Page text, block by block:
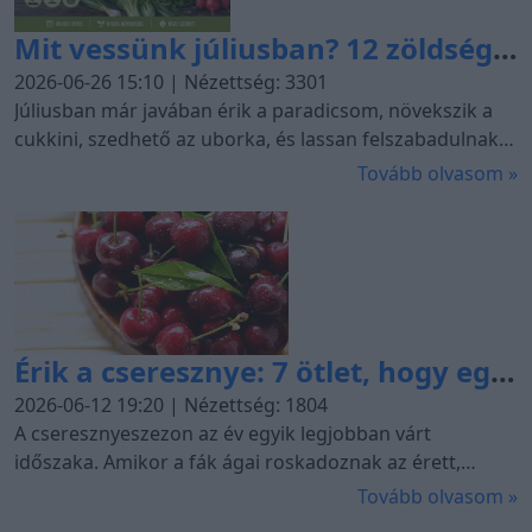
lehullhatnak a virágai, vagy betegségek jelenhetnek
meg a lombján.
Mit vessünk júliusban? 12 zöldség,
amelyből még ősszel is
szüretelhetsz
2026-06-26 15:10 | Nézettség: 3301
Júliusban már javában érik a paradicsom, növekszik a
cukkini, szedhető az uborka, és lassan felszabadulnak
az első ágyások a korai burgonya, a borsó, a retek, a
lezártnak tekintik a vetési szezont, pedig a nyár közepe
egyáltalán nem jelenti a kerti munkák végét. Ez az
útmutató a magyarországi klímához és szabadföldi
termesztéshez készült. Hazánkon belül azonban
jelentős különbség lehet egy dél-alföldi, napos kert és
egy északi, magasabban fekvő vagy fagyzugos terület
tenyészideje között.
Tovább olvasom »
Érik a cseresznye: 7 ötlet, hogy egy
szem se menjen kárba
2026-06-12 19:20 | Nézettség: 1804
A cseresznyeszezon az év egyik legjobban várt
időszaka. Amikor a fák ágai roskadoznak az érett,
fényes szemektől, eleinte úgy érezzük, hogy bármennyi
Tovább olvasom »